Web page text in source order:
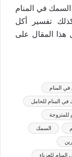
السمك في المنام
تفسير أكل
المقال على
المنام
المنام للحامل
للمتزوجة
السمك
للعزباء